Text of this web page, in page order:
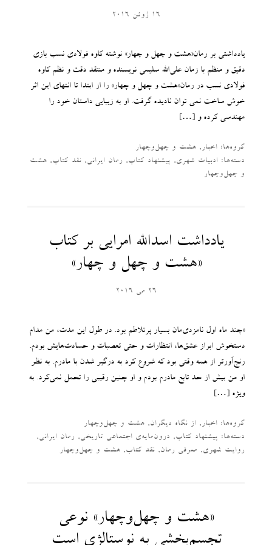
16 ژوئن 2016
یادداشتی بر رمان«هشت و چهل و چهار» نوشته کاوه فولادی نسب بازی
دقیق و منظم با زمان علی‌الله سلیمی نویسنده و منتقد دقت و نظم کاوه
فولادی نسب در رمان«هشت و چهل و چهار» را از ابتدا تا انتهای این اثر
خوش ساخت نمی توان نادیده گرفت. او به زیبایی داستان خود را
مهندسی کرده و […]
گروه‌ها: اخبار, هشت و چهل‌وچهار
دسته‌‌ها: ادبیات شهری, پیشنهاد کتاب, رمان ایرانی, نقد کتاب, هشت
و چهل‌وچهار
یادداشت اسدالله امرایی بر کتاب
«هشت‌ و چهل و چهار»
26 می 2016
«چند ماه اول نامزدي‌مان بسيار پرتلاطم بود. در طول اين مدت‌، من مدام
دستخوش ابراز عشق‌ها، انتظارات و حتي تعصبات و حسادت‌هايش بودم.
رنج‌آورتر از همه وقتي بود كه شروع كرد به درگير شدن با مادرم. به نظر
او من بيش از حد تابع مادرم بودم و او چنين رقيبي را تحمل نمي‌كرد. به‌
ويژه […]
گروه‌ها: اخبار, از نگاه دیگران, هشت و چهل‌وچهار
دسته‌‌ها: پیشنهاد کتاب, درون‌مایه‌ی اجتماعی تاریخی, رمان ایرانی,
روایت شهری, معرفی رمان, نقد کتاب, هشت و چهل‌وچهار
«هشت و چهل‌وچهار» نوعی
تجسم‌بخشی به نوستالژی است